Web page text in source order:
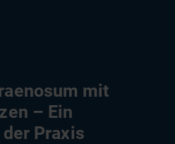
mit
– Ein
Praxis